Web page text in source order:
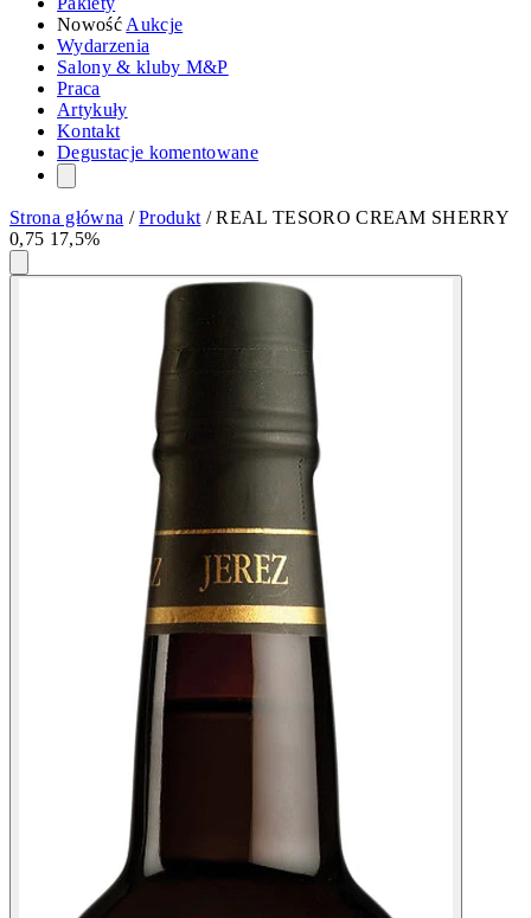
Nowość Aukcje
Wydarzenia
Salony & kluby M&P
Praca
Artykuły
Kontakt
Degustacje komentowane
Strona główna /Produkt /REAL TESORO CREAM SHERRY
0,75 17,5%